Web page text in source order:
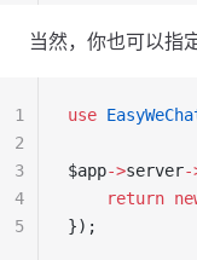
当然，你也可以指
use
$app->server-
    return
});
1
2
3
4
5